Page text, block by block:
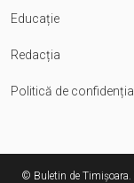
Educație
Redacția
Politică de
© Buletin de Timișoara.